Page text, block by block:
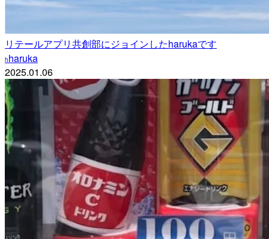
リテールアプリ共創部にジョインしたharukaです
hharuka
2025.01.06